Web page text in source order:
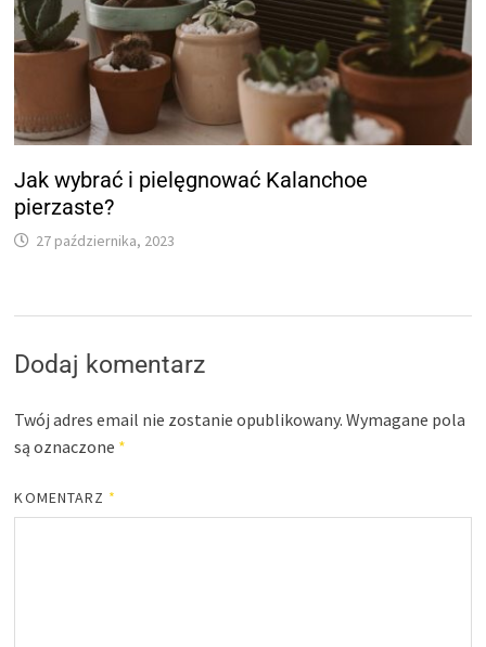
Jak wybrać i pielęgnować Kalanchoe
pierzaste?
27 października, 2023
Dodaj komentarz
Twój adres email nie zostanie opublikowany. Wymagane pola
są oznaczone *
KOMENTARZ *